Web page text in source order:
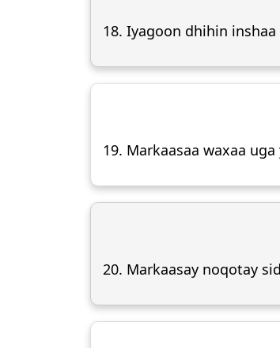
18. Iyagoon dhihin
19. Markaasaa waxaa
20. Markaasay noqotay